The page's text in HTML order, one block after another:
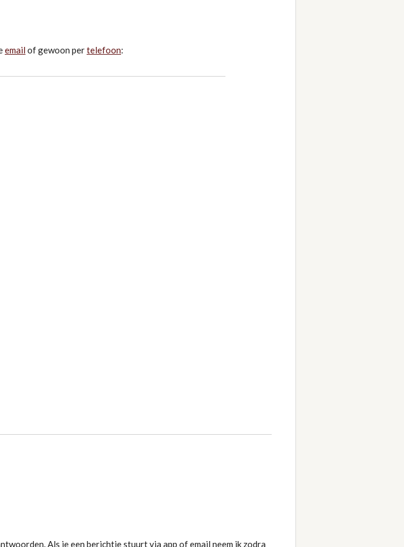
email of gewoon pertelefoon:
Als je een berichtje stuurt via app of email neem ik zodra